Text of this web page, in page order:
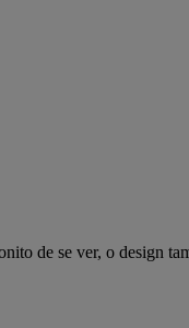
de se ver, o design